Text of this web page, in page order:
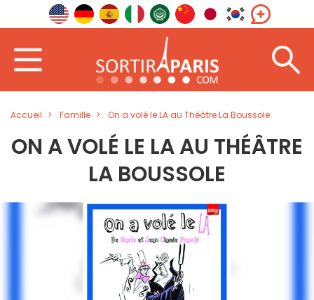
Accueil Famille On a volé le LA au Théâtre La Boussole
ON A VOLÉ LE LA AU THÉÂTRE
LA BOUSSOLE